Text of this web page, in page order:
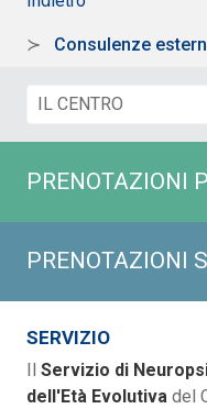
Consulenze
PRENOTAZIONI
PRENOTAZIONI
SERVIZIO
Il Servizio di
dell'Età Evolutiva del